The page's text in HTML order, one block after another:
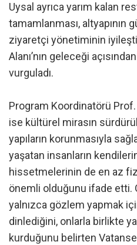
Uysal ayrıca yarım kalan
tamamlanması, altyapının
ziyaretçi yönetiminin
Alanı’nın geleceği
vurguladı.
Program Koordinatörü
ise kültürel mirasın
yapıların korunmasıyla
yaşatan insanların
hissetmelerinin de en az
önemli olduğunu ifade etti.
yalnızca gözlem yapmak
dinlediğini, onlarla birlikte
kurduğunu belirten